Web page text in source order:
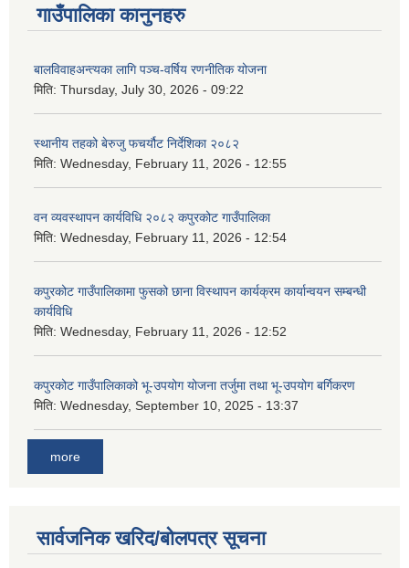
गाउँपालिका कानुनहरु
बालविवाहअन्त्यका लागि पञ्च-वर्षिय रणनीतिक योजना
मिति: Thursday, July 30, 2026 - 09:22
स्थानीय तहको बेरुजु फचर्यौट निर्देशिका २०८२
मिति: Wednesday, February 11, 2026 - 12:55
वन व्यवस्थापन कार्यविधि २०८२ कपुरकोट गाउँपालिका
मिति: Wednesday, February 11, 2026 - 12:54
कपुरकोट गाउँपालिकामा फुसको छाना विस्थापन कार्यक्रम कार्यान्वयन सम्बन्धी
कार्यविधि
मिति: Wednesday, February 11, 2026 - 12:52
कपुरकोट गाउँपालिकाको भू-उपयोग योजना तर्जुमा तथा भू-उपयोग बर्गिकरण
मिति: Wednesday, September 10, 2025 - 13:37
more
सार्वजनिक खरिद/बोलपत्र सूचना